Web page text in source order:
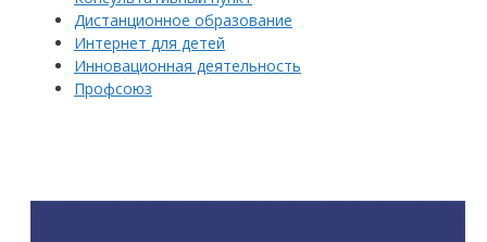
Дистанционное образование
Интернет для детей
Инновационная деятельность
Профсоюз